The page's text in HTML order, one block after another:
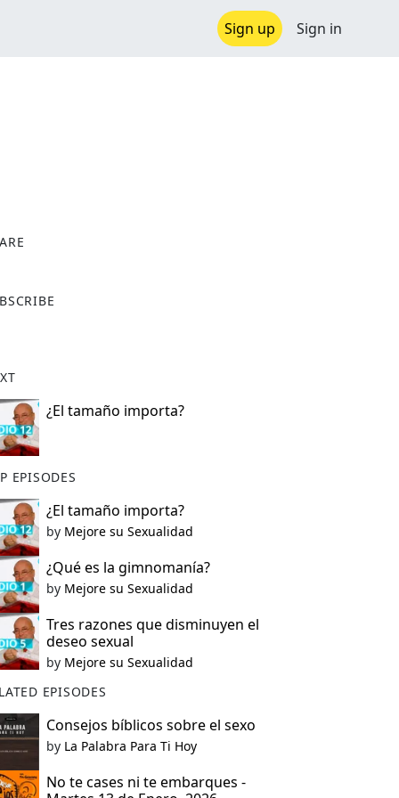
Sign up Sign in
¿El tamaño importa?
EPISODES
¿El tamaño importa?
by Mejore su Sexualidad
¿Qué es la gimnomanía?
by Mejore su Sexualidad
Tres razones que disminuyen el
deseo sexual
by Mejore su Sexualidad
EPISODES
Consejos bíblicos sobre el sexo
by La Palabra Para Ti Hoy
No te cases ni te embarques -